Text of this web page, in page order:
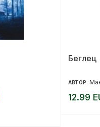
Беглец
АВТОР:
12.99